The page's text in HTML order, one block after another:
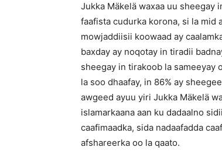
Jukka Mäkelä waxaa uu sheegay
faafista cudurka korona, si la mid
mowjaddiisii koowaad ay
baxday ay noqotay in tiradii
sheegay in tirakoob la sameeyay
la soo dhaafay, in 86% ay
awgeed ayuu yiri Jukka Mäkelä
islamarkaana aan ku dadaalno
caafimaadka, sida nadaafadda
afshareerka oo la qaato.